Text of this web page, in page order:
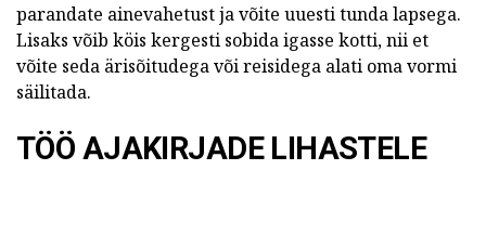
parandate ainevahetust ja võite uuesti tunda lapsega.
Lisaks võib köis kergesti sobida igasse kotti, nii et
võite seda ärisõitudega või reisidega alati oma vormi
säilitada.
TÖÖ AJAKIRJADE LIHASTELE